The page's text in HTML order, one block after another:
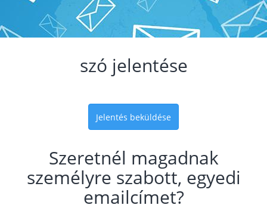
szó jelentése
Jelentés beküldése
Szeretnél magadnak
személyre szabott, egyedi
emailcímet?